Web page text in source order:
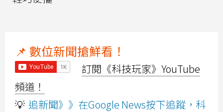
📌 數位新聞搶鮮看！
訂閱《科技玩家》YouTube
頻道！
💡 追新聞》》在Google News按下追蹤，科